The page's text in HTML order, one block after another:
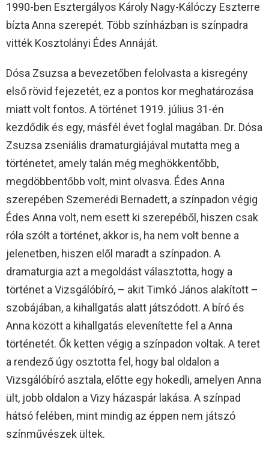
1990-ben Esztergályos Károly Nagy-Kálóczy Eszterre
bízta Anna szerepét. Több színházban is színpadra
vitték Kosztolányi Édes Annáját.
Dósa Zsuzsa a bevezetőben felolvasta a kisregény
első rövid fejezetét, ez a pontos kor meghatározása
miatt volt fontos. A történet 1919. július 31-én
kezdődik és egy, másfél évet foglal magában. Dr. Dósa
Zsuzsa zseniális dramaturgiájával mutatta meg a
történetet, amely talán még meghökkentőbb,
megdöbbentőbb volt, mint olvasva. Édes Anna
szerepében Szemerédi Bernadett, a színpadon végig
Édes Anna volt, nem esett ki szerepéből, hiszen csak
róla szólt a történet, akkor is, ha nem volt benne a
jelenetben, hiszen elől maradt a színpadon. A
dramaturgia azt a megoldást választotta, hogy a
történet a Vizsgálóbíró, – akit Timkó János alakított –
szobájában, a kihallgatás alatt játszódott. A bíró és
Anna között a kihallgatás elevenítette fel a Anna
történetét. Ők ketten végig a színpadon voltak. A teret
a rendező úgy osztotta fel, hogy bal oldalon a
Vizsgálóbíró asztala, előtte egy hokedli, amelyen Anna
ült, jobb oldalon a Vizy házaspár lakása. A színpad
hátsó felében, mint mindig az éppen nem játszó
színművészek ültek.